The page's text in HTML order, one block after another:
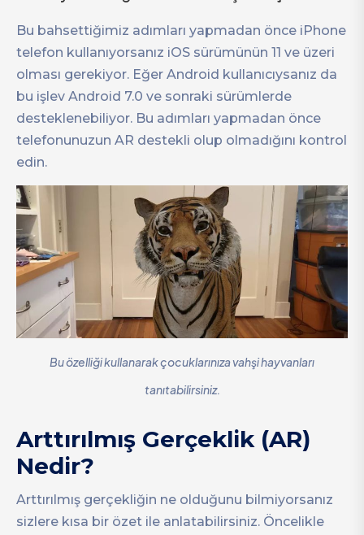
Bu bahsettiğimiz adımları yapmadan önce iPhone
telefon kullanıyorsanız iOS sürümünün 11 ve üzeri
olması gerekiyor. Eğer Android kullanıcıysanız da
bu işlev Android 7.0 ve sonraki sürümlerde
desteklenebiliyor. Bu adımları yapmadan önce
telefonunuzun AR destekli olup olmadığını kontrol
edin.
Bu özelliği kullanarak çocuklarınıza vahşi hayvanları
tanıtabilirsiniz.
Arttırılmış Gerçeklik (AR)
Nedir?
Arttırılmış gerçekliğin ne olduğunu bilmiyorsanız
sizlere kısa bir özet ile anlatabilirsiniz. Öncelikle